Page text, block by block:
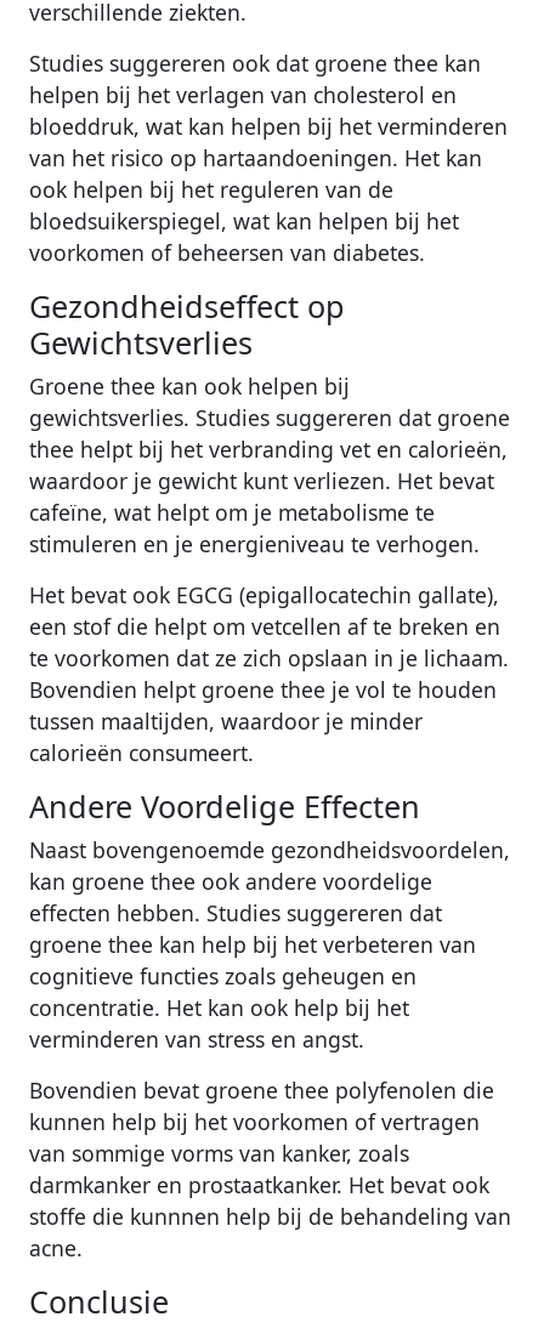
verschillende ziekten.
Studies suggereren ook dat groene thee kan
helpen bij het verlagen van cholesterol en
bloeddruk, wat kan helpen bij het verminderen
van het risico op hartaandoeningen. Het kan
ook helpen bij het reguleren van de
bloedsuikerspiegel, wat kan helpen bij het
voorkomen of beheersen van diabetes.
Gezondheidseffect op
Gewichtsverlies
Groene thee kan ook helpen bij
gewichtsverlies. Studies suggereren dat groene
thee helpt bij het verbranding vet en calorieën,
waardoor je gewicht kunt verliezen. Het bevat
cafeïne, wat helpt om je metabolisme te
stimuleren en je energieniveau te verhogen.
Het bevat ook EGCG (epigallocatechin gallate),
een stof die helpt om vetcellen af te breken en
te voorkomen dat ze zich opslaan in je lichaam.
Bovendien helpt groene thee je vol te houden
tussen maaltijden, waardoor je minder
calorieën consumeert.
Andere Voordelige Effecten
Naast bovengenoemde gezondheidsvoordelen,
kan groene thee ook andere voordelige
effecten hebben. Studies suggereren dat
groene thee kan help bij het verbeteren van
cognitieve functies zoals geheugen en
concentratie. Het kan ook help bij het
verminderen van stress en angst.
Bovendien bevat groene thee polyfenolen die
kunnen help bij het voorkomen of vertragen
van sommige vorms van kanker, zoals
darmkanker en prostaatkanker. Het bevat ook
stoffe die kunnnen help bij de behandeling van
acne.
Conclusie